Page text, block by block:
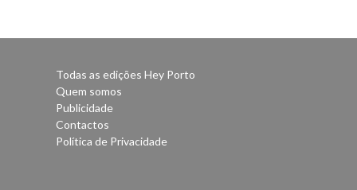
Todas as edições Hey Porto
Quem somos
Publicidade
Contactos
Política de Privacidade